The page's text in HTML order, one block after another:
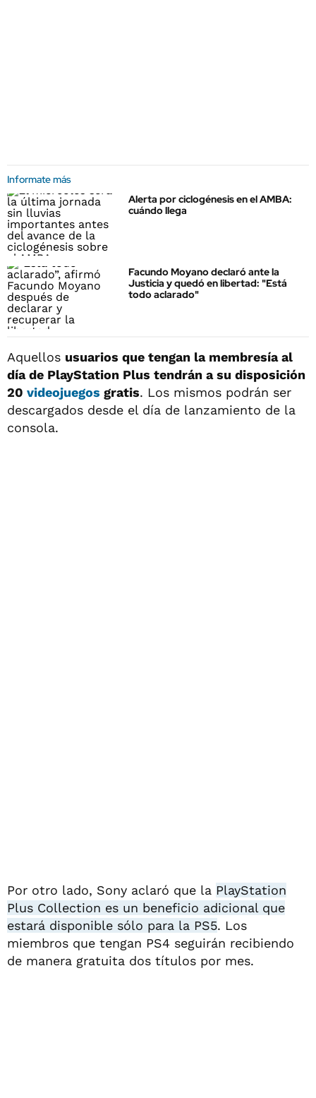
Informate más
Alerta por ciclogénesis en el AMBA:
cuándo llega
Facundo Moyano declaró ante la
Justicia y quedó en libertad: "Está
todo aclarado"
Aquellos usuarios que tengan la membresía al
día de PlayStation Plus tendrán a su disposición
20 videojuegos gratis. Los mismos podrán ser
descargados desde el día de lanzamiento de la
consola.
Por otro lado, Sony aclaró que la PlayStation
Plus Collection es un beneficio adicional que
estará disponible sólo para la PS5. Los
miembros que tengan PS4 seguirán recibiendo
de manera gratuita dos títulos por mes.